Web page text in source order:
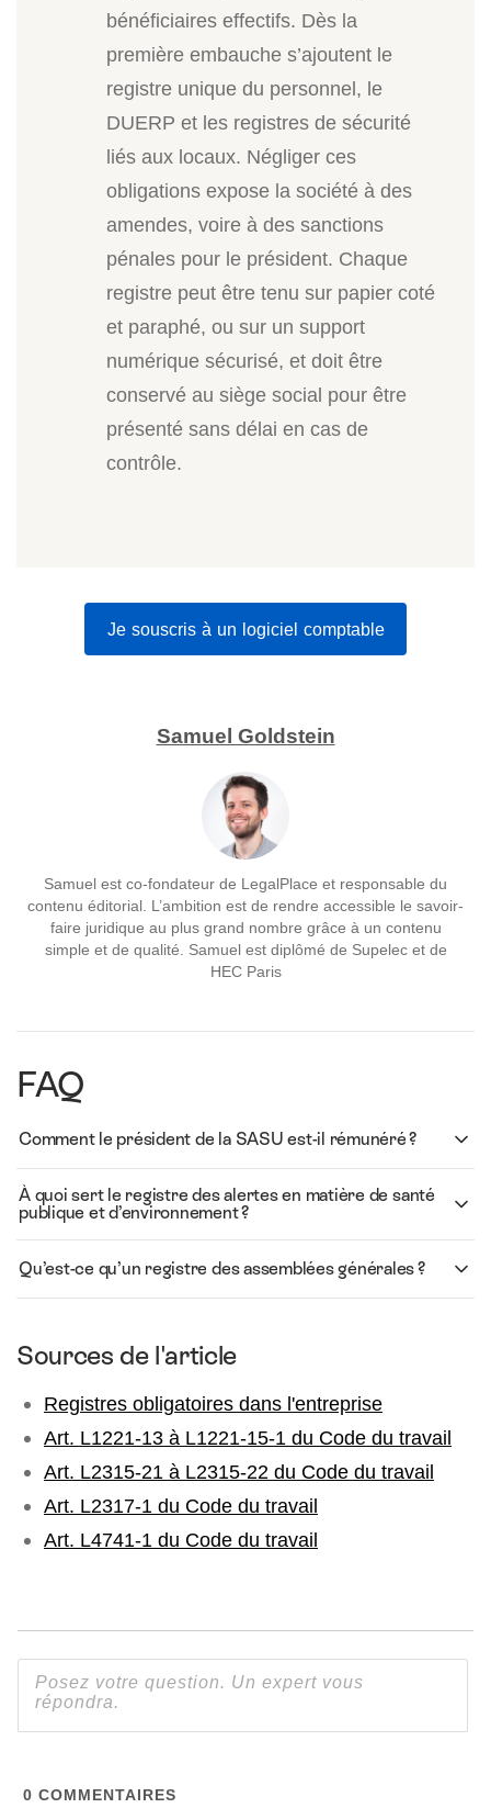
bénéficiaires effectifs. Dès la
première embauche s’ajoutent le
registre unique du personnel, le
DUERP et les registres de sécurité
liés aux locaux. Négliger ces
obligations expose la société à des
amendes, voire à des sanctions
pénales pour le président. Chaque
registre peut être tenu sur papier coté
et paraphé, ou sur un support
numérique sécurisé, et doit être
conservé au siège social pour être
présenté sans délai en cas de
contrôle.
Je souscris à un logiciel comptable
Samuel Goldstein
Samuel est co-fondateur de LegalPlace et responsable du
contenu éditorial. L’ambition est de rendre accessible le savoir-
faire juridique au plus grand nombre grâce à un contenu
simple et de qualité. Samuel est diplômé de Supelec et de
HEC Paris
FAQ
Comment le président de la SASU est-il rémunéré ?
À quoi sert le registre des alertes en matière de santé
publique et d’environnement ?
Qu’est-ce qu’un registre des assemblées générales ?
Sources de l'article
Registres obligatoires dans l'entreprise
Art. L1221-13 à L1221-15-1 du Code du travail
Art. L2315-21 à L2315-22 du Code du travail
Art. L2317-1 du Code du travail
Art. L4741-1 du Code du travail
0 COMMENTAIRES